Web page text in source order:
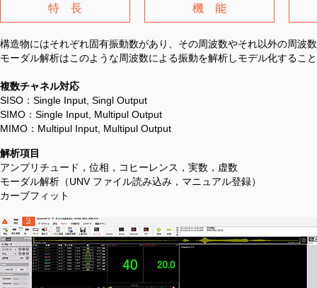
特 長 機 能
構造物にはそれぞれ固有振動数があり、その周波数やそれ以外の周波
モーダル解析はこのような周波数による振動を解析しモデル化するこ
複数チャネル対応
SISO：Single Input, Singl Output
SIMO：Single Input, Multipul Output
MIMO：Multipul Input, Multipul Output
解析項目
アンプリチュード，位相，コヒーレンス，実数，虚数
モーダル解析（UNV ファイル読み込み，マニュアル登録）
カーブフィット